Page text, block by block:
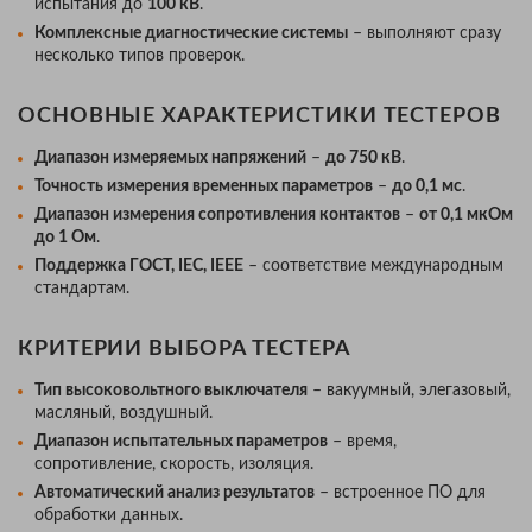
испытания до 100 кВ.
Комплексные диагностические системы – выполняют сразу
несколько типов проверок.
ОСНОВНЫЕ ХАРАКТЕРИСТИКИ ТЕСТЕРОВ
Диапазон измеряемых напряжений – до 750 кВ.
Точность измерения временных параметров – до 0,1 мс.
Диапазон измерения сопротивления контактов – от 0,1 мкОм
до 1 Ом.
Поддержка ГОСТ, IEC, IEEE – соответствие международным
стандартам.
КРИТЕРИИ ВЫБОРА ТЕСТЕРА
Тип высоковольтного выключателя – вакуумный, элегазовый,
масляный, воздушный.
Диапазон испытательных параметров – время,
сопротивление, скорость, изоляция.
Автоматический анализ результатов – встроенное ПО для
обработки данных.